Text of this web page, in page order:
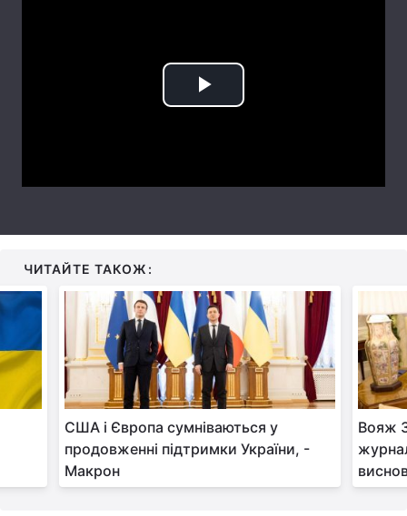
Тема оформлення
Play
ЧИТАЙТЕ ТАКОЖ:
США і Європа сумніваються у
продовженні підтримки України, -
Макрон
Вояж